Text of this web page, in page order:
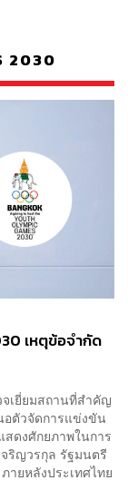
2030
เหตุข้อจำกัด
เยี่ยมสถานที่สำคัญ
อตัวจัดการแข่งขัน
สดงศักยภาพในการ
ริญวรกุล รัฐมนตรี
ายหลังประเทศไทย